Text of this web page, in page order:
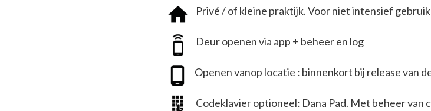
Privé / of kleine praktijk. Voor niet intensief gebruik
Deur openen via app + beheer en log
Openen vanop locatie : binnenkort bij release van
Codeklavier optioneel: Dana Pad. Met beheer van